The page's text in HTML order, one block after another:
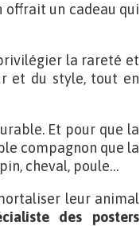
offrait un cadeau qui
la rareté et
et du style, tout en
Et pour que la
compagnon que la
cheval, poule…
leur animal
des posters